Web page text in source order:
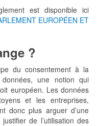
est disponible ici
EUROPÉEN ET
?
du consentement à la
une notion qui
européen. Les données
et les entreprises,
donc plus arguer d’une
de l’utilisation des